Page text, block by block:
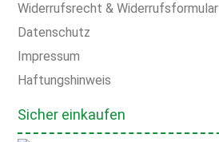
Widerrufsrecht & Widerrufsformular
Datenschutz
Impressum
Haftungshinweis
Sicher einkaufen